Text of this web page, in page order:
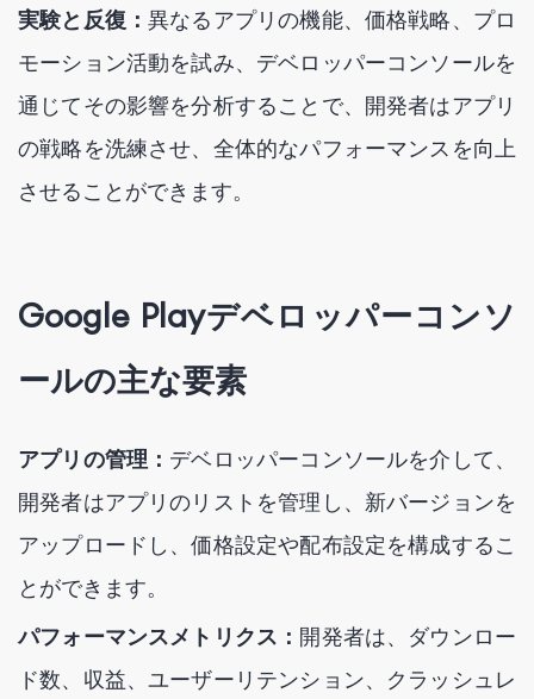
実験と反復：異なるアプリの機能、価格戦略、プロ
モーション活動を試み、デベロッパーコンソールを
通じてその影響を分析することで、開発者はアプリ
の戦略を洗練させ、全体的なパフォーマンスを向上
させることができます。
Google Playデベロッパーコンソ
ールの主な要素
アプリの管理： デベロッパーコンソールを介して、
開発者はアプリのリストを管理し、新バージョンを
アップロードし、価格設定や配布設定を構成するこ
とができます。
パフォーマンスメトリクス： 開発者は、ダウンロー
ド数、収益、ユーザーリテンション、クラッシュレ